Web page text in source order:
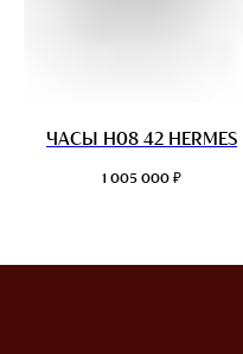
ЧАСЫ H08 42 HERMES
1 005 000 ₽